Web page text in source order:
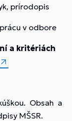
prírodopis
v odbore
a kritériách
Obsah a
MŠSR.